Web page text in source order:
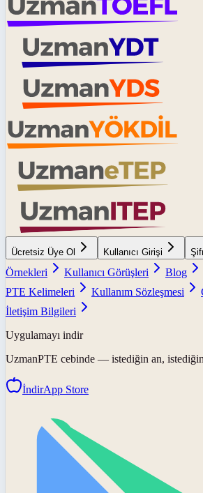
Ücretsiz Üye Ol Kullanıcı Girişi
Örnekleri
Kullanıcı Görüşleri Blog
PTE Kelimeleri
Kullanım Sözleşmesi
İletişim Bilgileri
Uygulamayı indir
UzmanPTE cebinde — istediğin an, istediğin
İndirApp Store